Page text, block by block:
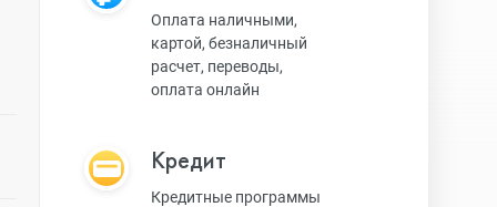
Игровые консоли
Ремешки для AW
Оплата наличными,
картой, безналичный
расчет, переводы,
оплата онлайн
Кредит
Кредитные программы